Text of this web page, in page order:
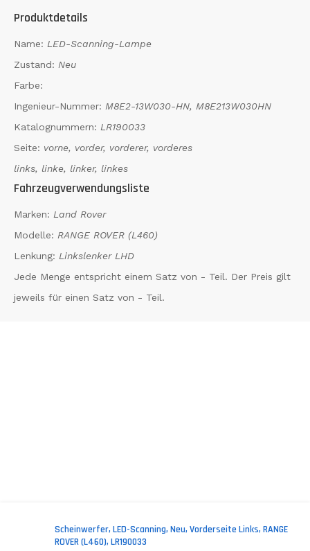
Produktdetails
Name: LED-Scanning-Lampe
Zustand: Neu
Farbe:
Ingenieur-Nummer: M8E2-13W030-HN, M8E213W030HN
Katalognummern: LR190033
Seite: vorne, vorder, vorderer, vorderes
links, linke, linker, linkes
Fahrzeugverwendungsliste
Marken: Land Rover
Modelle: RANGE ROVER (L460)
Lenkung: Linkslenker LHD
Jede Menge entspricht einem Satz von - Teil. Der Preis gilt
jeweils für einen Satz von - Teil.
Scheinwerfer, LED-Scanning, Neu, Vorderseite Links, RANGE
ROVER (L460), LR190033